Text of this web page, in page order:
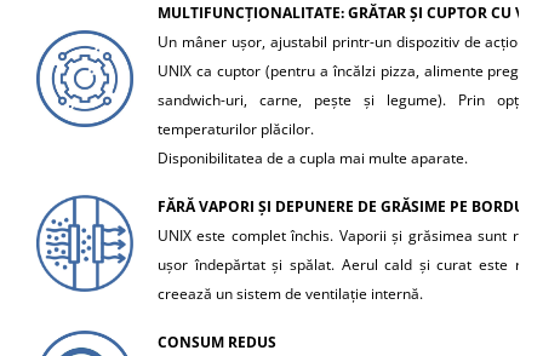
MULTIFUNCȚIONALITATE: GRĂTAR ȘI CUPTOR CU
Un mâner ușor, ajustabil printr-un dispozitiv de
UNIX ca cuptor (pentru a încălzi pizza, alimente
sandwich-uri, carne, pește și legume). Prin
temperaturilor plăcilor.
Disponibilitatea de a cupla mai multe aparate.
FĂRĂ VAPORI ȘI DEPUNERE DE GRĂSIME PE
UNIX este complet închis. Vaporii și grăsimea sunt
ușor îndepărtat și spălat. Aerul cald și curat este
creează un sistem de ventilație internă.
CONSUM REDUS